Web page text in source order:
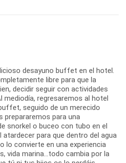
desayuno buffet en el hotel.
libre para que la
decidir seguir con actividades
mediodía, regresaremos al hotel
seguido de un merecido
prepararemos para una
snorkel o buceo con tubo en el
para que dentro del agua
lo convierte en una experiencia
vida marina...todo cambia por la